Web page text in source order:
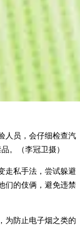
人员，会仔细检查汽
。（李冠卫摄）
走私手法，尝试躲避
们的伎俩，避免违禁
为防止电子烟之类的